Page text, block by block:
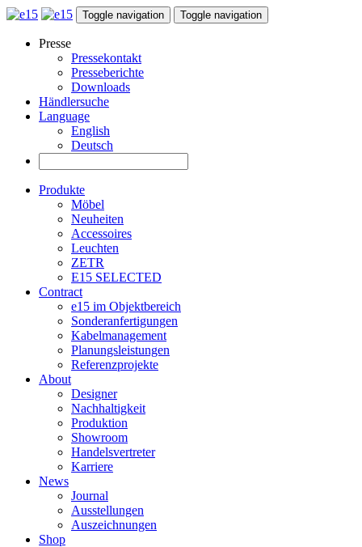
Toggle navigation Toggle navigation
Presse
Pressekontakt
Presseberichte
Downloads
Händlersuche
Language
English
Deutsch
Produkte
Möbel
Neuheiten
Accessoires
Leuchten
ZETR
E15 SELECTED
Contract
e15 im Objektbereich
Sonderanfertigungen
Kabelmanagement
Planungsleistungen
Referenzprojekte
About
Designer
Nachhaltigkeit
Produktion
Showroom
Handelsvertreter
Karriere
News
Journal
Ausstellungen
Auszeichnungen
Shop